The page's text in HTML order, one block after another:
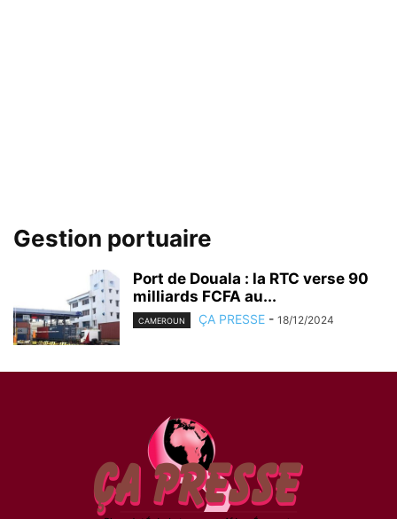
Gestion portuaire
Port de Douala : la RTC verse 90
milliards FCFA au...
CAMEROUN ÇA PRESSE - 18/12/2024